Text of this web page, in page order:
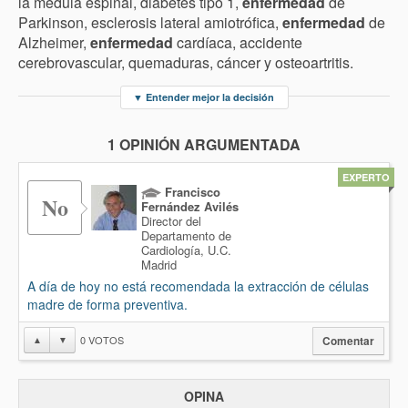
Parkinson, esclerosis lateral amiotrófica, enfermedad de
Alzheimer, enfermedad cardíaca, accidente
cerebrovascular, quemaduras, cáncer y osteoartritis.
▼ Entender mejor la decisión
1 OPINIÓN ARGUMENTADA
No
Francisco
Fernández Avilés
Director del
Departamento de
Cardiología, U.C.
Madrid
A día de hoy no está recomendada la extracción de células
madre de forma preventiva.
EXPERTO
▲ ▼ 0VOTOS Comentar
OPINA